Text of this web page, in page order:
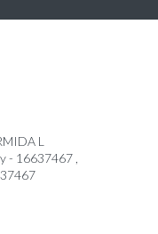
L
- 16637467 ,